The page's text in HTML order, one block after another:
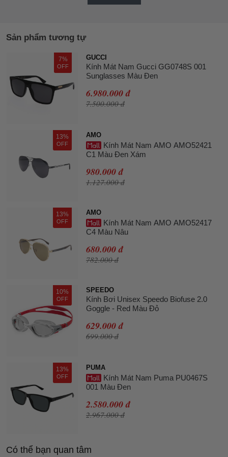
Sản phẩm tương tự
7%
OFF
GUCCI
Kính Mát Nam Gucci GG0748S 001
Sunglasses Màu Đen
6.980.000 đ
7.500.000 đ
13%
OFF
AMO
Kính Mát Nam AMO AMO52421
C1 Màu Đen Xám
980.000 đ
1.127.000 đ
13%
OFF
AMO
Kính Mát Nam AMO AMO52417
C4 Màu Nâu
680.000 đ
782.000 đ
10%
OFF
SPEEDO
Kính Bơi Unisex Speedo Biofuse 2.0
Goggle - Red Màu Đỏ
629.000 đ
699.000 đ
13%
OFF
PUMA
Kính Mát Nam Puma PU0467S
001 Màu Đen
2.580.000 đ
2.967.000 đ
Có thể bạn quan tâm